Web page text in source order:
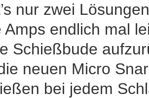
nur zwei
Amps endlich mal
Schießbude
neuen Micro
bei jedem